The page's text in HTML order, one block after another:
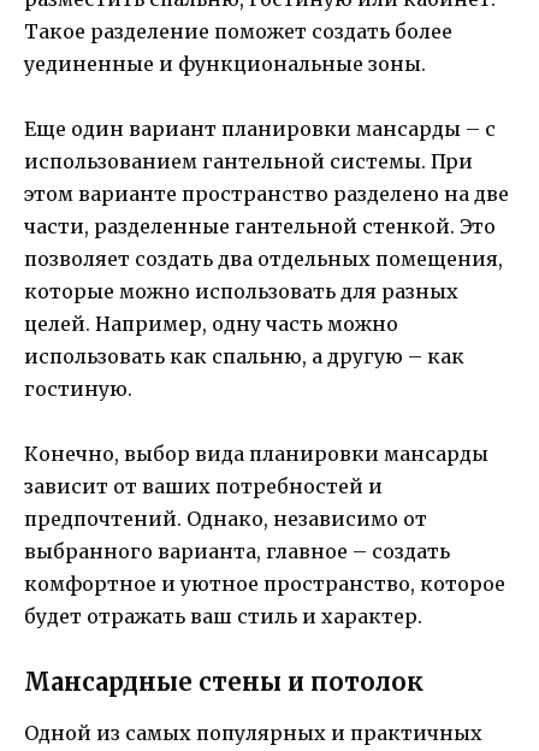
Такое разделение поможет создать более
уединенные и функциональные зоны.
Еще один вариант планировки мансарды – с
использованием гантельной системы. При
этом варианте пространство разделено на две
части, разделенные гантельной стенкой. Это
позволяет создать два отдельных помещения,
которые можно использовать для разных
целей. Например, одну часть можно
использовать как спальню, а другую – как
гостиную.
Конечно, выбор вида планировки мансарды
зависит от ваших потребностей и
предпочтений. Однако, независимо от
выбранного варианта, главное – создать
комфортное и уютное пространство, которое
будет отражать ваш стиль и характер.
Мансардные стены и потолок
Одной из самых популярных и практичных